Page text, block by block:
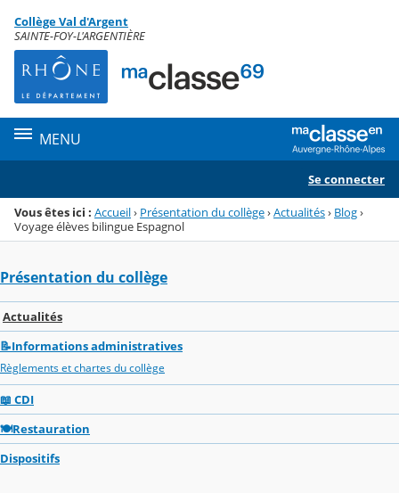
Menu de la rubrique
Contenu
Collège Val d'Argent
SAINTE-FOY-L'ARGENTIÈRE
MENU
Se connecter
Vous êtes ici : Accueil› Présentation du collège›Actualités› Blog›
Voyage élèves bilingue Espagnol
Présentation du collège
Actualités
📝Informations administratives
Règlements et chartes du collège
📖 CDI
🍽️Restauration
Dispositifs